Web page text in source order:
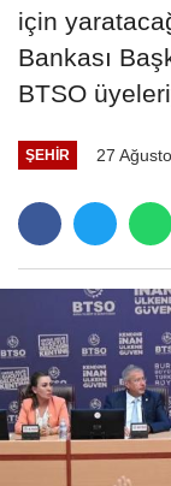
için
Bankası
BTSO
ŞEHIR 27